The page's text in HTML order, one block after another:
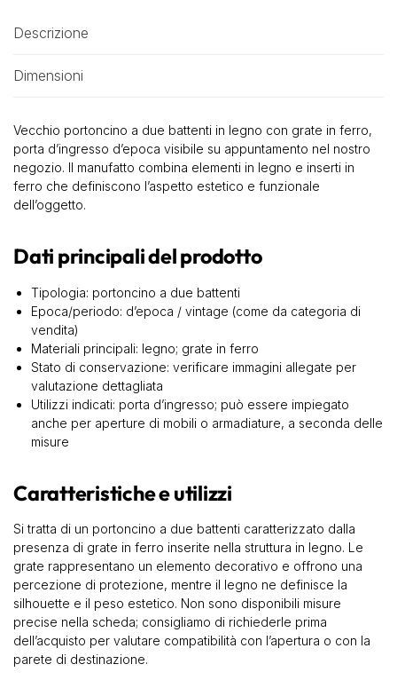
Descrizione
Dimensioni
Vecchio portoncino a due battenti in legno con grate in ferro,
porta d’ingresso d’epoca visibile su appuntamento nel nostro
negozio. Il manufatto combina elementi in legno e inserti in
ferro che definiscono l’aspetto estetico e funzionale
dell’oggetto.
Dati principali del prodotto
Tipologia: portoncino a due battenti
Epoca/periodo: d’epoca / vintage (come da categoria di
vendita)
Materiali principali: legno; grate in ferro
Stato di conservazione: verificare immagini allegate per
valutazione dettagliata
Utilizzi indicati: porta d’ingresso; può essere impiegato
anche per aperture di mobili o armadiature, a seconda delle
misure
Caratteristiche e utilizzi
Si tratta di un portoncino a due battenti caratterizzato dalla
presenza di grate in ferro inserite nella struttura in legno. Le
grate rappresentano un elemento decorativo e offrono una
percezione di protezione, mentre il legno ne definisce la
silhouette e il peso estetico. Non sono disponibili misure
precise nella scheda; consigliamo di richiederle prima
dell’acquisto per valutare compatibilità con l’apertura o con la
parete di destinazione.